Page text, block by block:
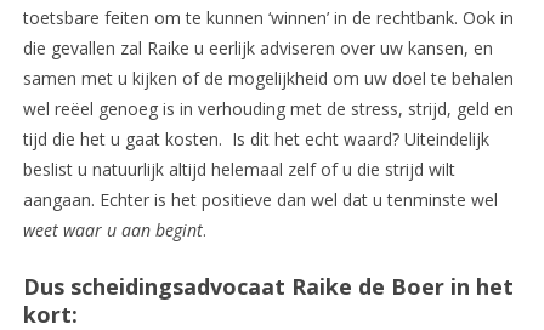
toetsbare feiten om te kunnen ‘winnen’ in de rechtbank. Ook in
die gevallen zal Raike u eerlijk adviseren over uw kansen, en
samen met u kijken of de mogelijkheid om uw doel te behalen
wel reëel genoeg is in verhouding met de stress, strijd, geld en
tijd die het u gaat kosten. Is dit het echt waard? Uiteindelijk
beslist u natuurlijk altijd helemaal zelf of u die strijd wilt
aangaan. Echter is het positieve dan wel dat u tenminste wel
weet waar u aan begint.
Dus scheidingsadvocaat Raike de Boer in het
kort: